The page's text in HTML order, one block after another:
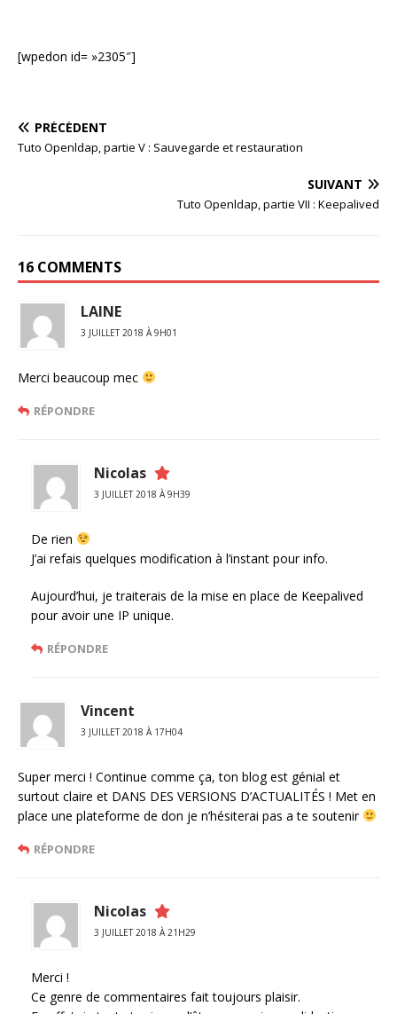
[wpedon id= »2305″]
PRÉCÉDENT
Tuto Openldap, partie V : Sauvegarde et restauration
SUIVANT
Tuto Openldap, partie VII : Keepalived
16 COMMENTS
LAINE
3 JUILLET 2018 À 9H01
Merci beaucoup mec
RÉPONDRE
Nicolas
3 JUILLET 2018 À 9H39
De rien
J’ai refais quelques modification à l’instant pour info.
Aujourd’hui, je traiterais de la mise en place de Keepalived
pour avoir une IP unique.
RÉPONDRE
Vincent
3 JUILLET 2018 À 17H04
Super merci ! Continue comme ça, ton blog est génial et
surtout claire et DANS DES VERSIONS D’ACTUALITÉS ! Met en
place une plateforme de don je n’hésiterai pas a te soutenir
RÉPONDRE
Nicolas
3 JUILLET 2018 À 21H29
Merci !
Ce genre de commentaires fait toujours plaisir.